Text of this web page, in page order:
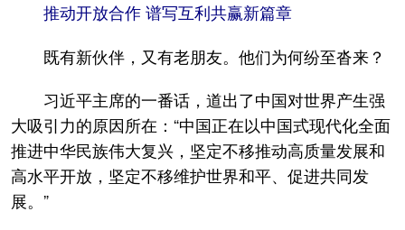
推动开放合作 谱写互利共赢新篇章
既有新伙伴，又有老朋友。他们为何纷至沓来？
习近平主席的一番话，道出了中国对世界产生强
大吸引力的原因所在：“中国正在以中国式现代化全面
推进中华民族伟大复兴，坚定不移推动高质量发展和
高水平开放，坚定不移维护世界和平、促进共同发
展。”